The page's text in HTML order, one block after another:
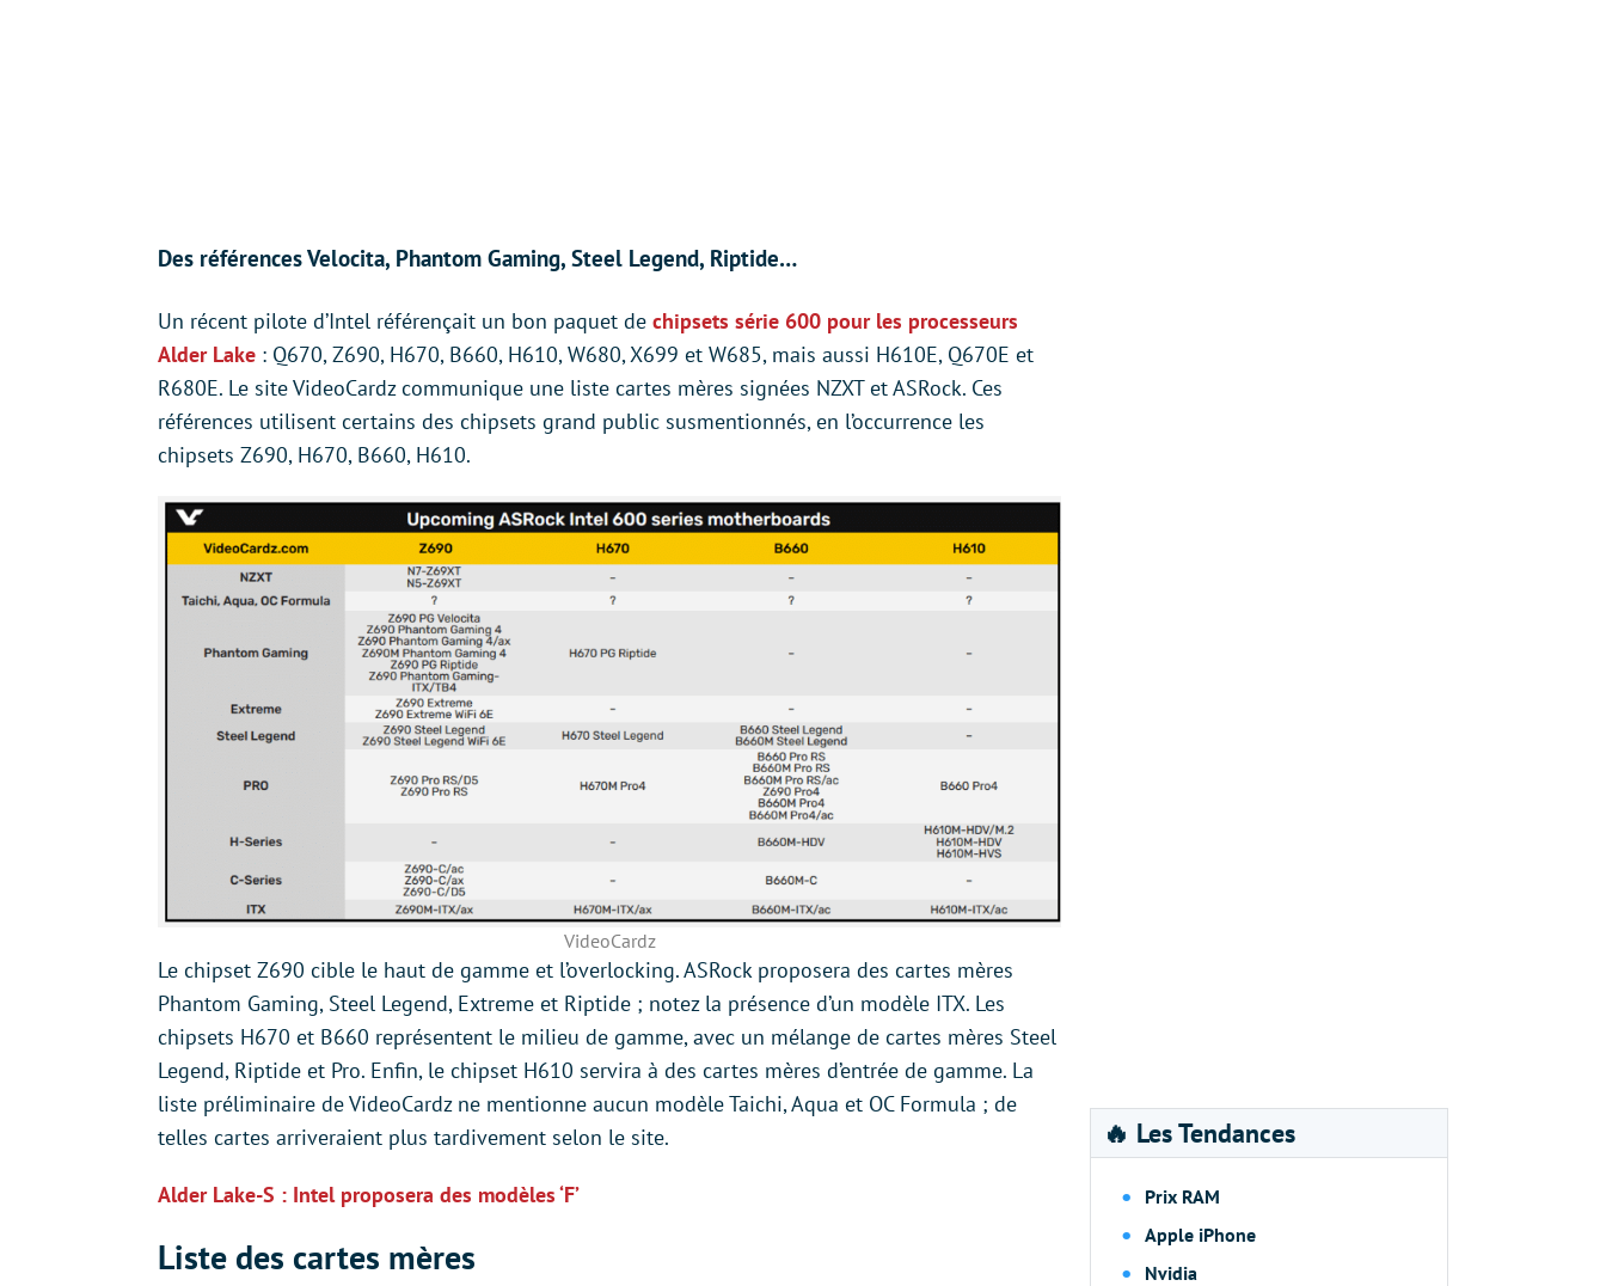
Des références Velocita, Phantom Gaming, Steel Legend, Riptide…
Un récent pilote d’Intel référençait un bon paquet de chipsets série 600 pour les processeurs
Alder Lake : Q670, Z690, H670, B660, H610, W680, X699 et W685, mais aussi H610E, Q670E et
R680E. Le site VideoCardz communique une liste cartes mères signées NZXT et ASRock. Ces
références utilisent certains des chipsets grand public susmentionnés, en l’occurrence les
chipsets Z690, H670, B660, H610.
VideoCardz
Le chipset Z690 cible le haut de gamme et l’overlocking. ASRock proposera des cartes mères
Phantom Gaming, Steel Legend, Extreme et Riptide ; notez la présence d’un modèle ITX. Les
chipsets H670 et B660 représentent le milieu de gamme, avec un mélange de cartes mères Steel
Legend, Riptide et Pro. Enfin, le chipset H610 servira à des cartes mères d’entrée de gamme. La
liste préliminaire de VideoCardz ne mentionne aucun modèle Taichi, Aqua et OC Formula ; de
telles cartes arriveraient plus tardivement selon le site.
Alder Lake-S : Intel proposera des modèles ‘F’
Liste des cartes mères
🔥 Les Tendances
Prix RAM
Apple iPhone
Nvidia